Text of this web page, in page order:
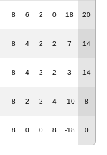
8 6 2 0 18 20
8 4 2 2 7 14
8 4 2 2 3 14
8 2 2 4 -10 8
8 0 0 8 -18 0